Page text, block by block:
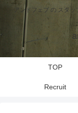
アンドフェブ の スタ
TOP
Recruit